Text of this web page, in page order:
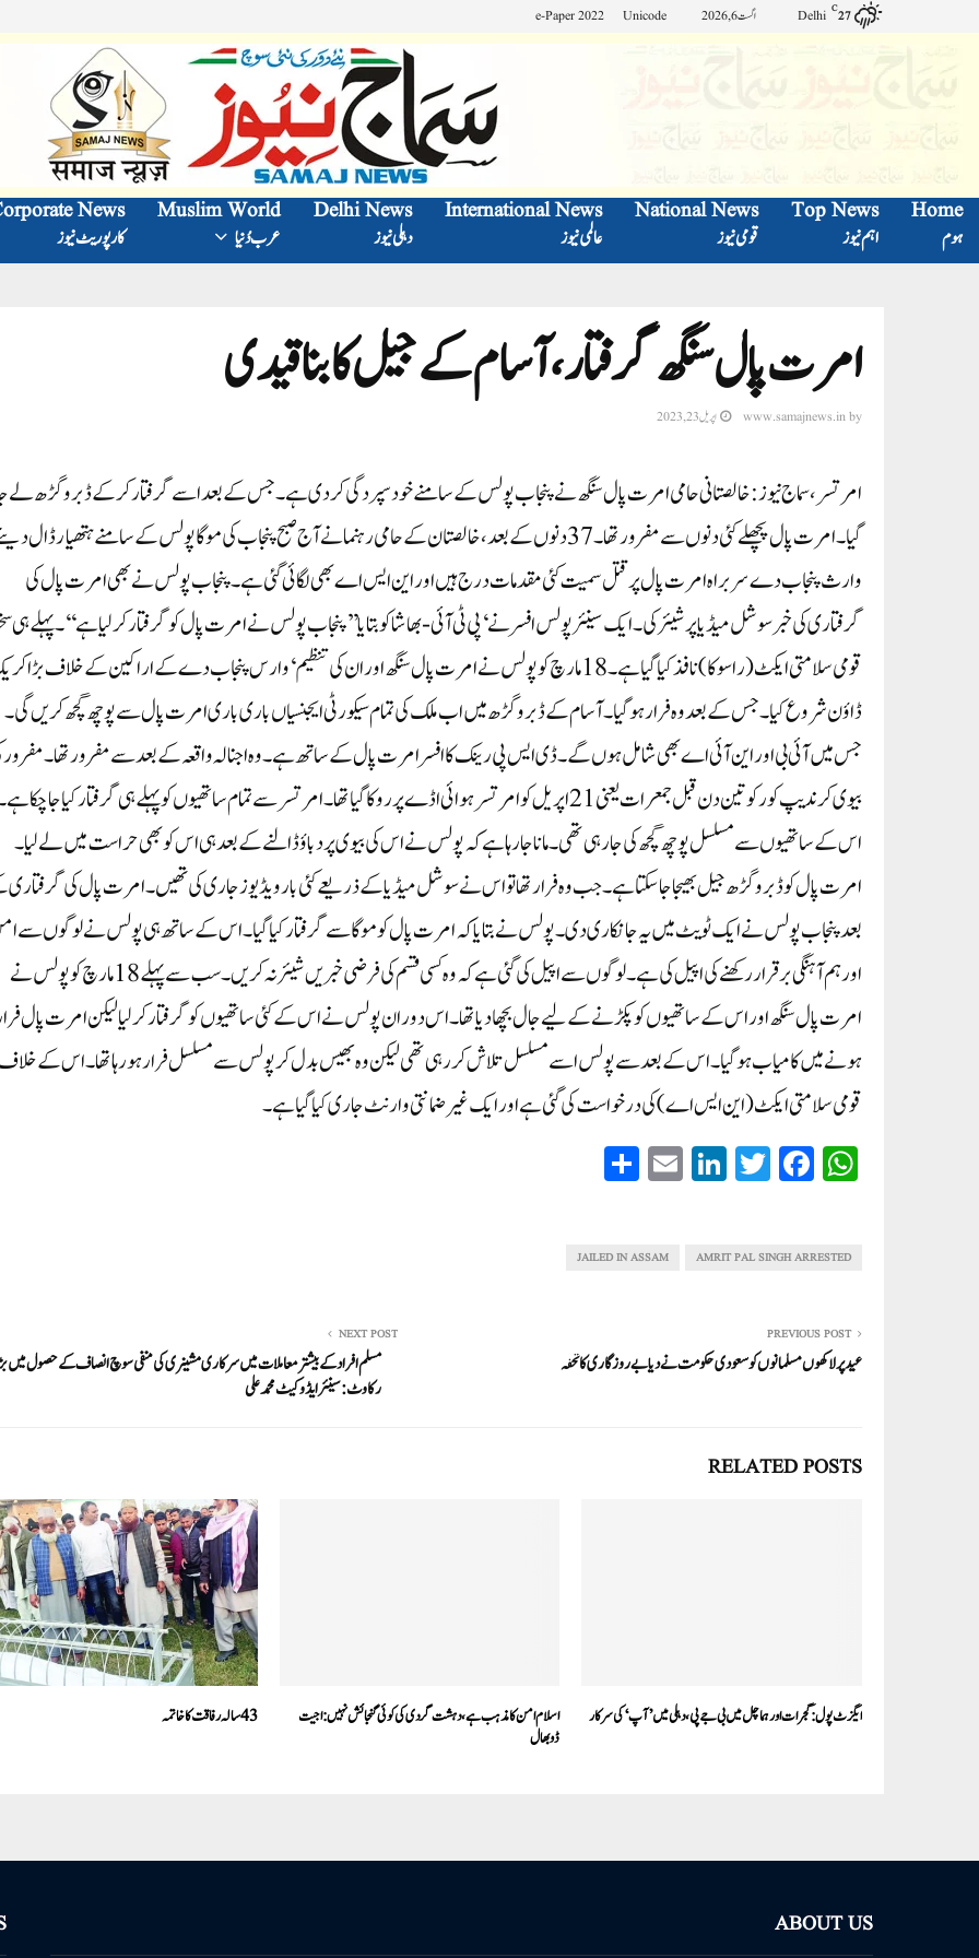
27
C
Delhi اگست 6, 2026 Unicode
e-Paper 2022
Home
ہوم
Top News
اہم نیوز
National News
قومی نیوز
International News
عالمی نیوز
Delhi News
دہلی نیوز
Muslim World
عرب دُنیا
News
کارپوریٹ نیوز
امرت پال سنگھ گرفتار، آسام کے جیل کا بنا قیدی
by
www.samajnews.in اپریل 23, 2023
امرتسر، سماج نیوز: خالصتانی حامی امرت پال سنگھ نے پنجاب پولس کے سامنے خودسپردگی کر دی ہے۔ جس کے بعد اسے گرفتار کرکے ڈبروگڑھ لے
گیا۔ امرت پال پچھلے کئی دنوں سے مفرور تھا۔ 37 دنوں کے بعد، خالصتان کے حامی رہنما نے آج صبح پنجاب کی موگا پولس کے سامنے ہتھیار ڈال
وارث پنجاب دے سربراہ امرت پال پر قتل سمیت کئی مقدمات درج ہیں اور این ایس اے بھی لگائی گئی ہے۔ پنجاب پولس نے بھی امرت پال کی
گرفتاری کی خبر سوشل میڈیا پر شیئر کی۔ ایک سینئر پولس افسر نے ‘پی ٹی آئی-بھاشا کو بتایا’’پنجاب پولس نے امرت پال کو گرفتار کرلیا ہے‘‘۔ پہلے
قومی سلامتی ایکٹ (راسوکا) نافذ کیا گیا ہے۔ 18 مارچ کو پولس نے امرت پال سنگھ اور ان کی تنظیم ‘وارس پنجاب دے کے اراکین کے خلاف بڑا
ڈاؤن شروع کیا۔ جس کے بعد وہ فرار ہوگیا۔ آسام کے ڈبروگڑھ میں اب ملک کی تمام سیکورٹی ایجنسیاں باری باری امرت پال سے پوچھ گچھ کریں گی۔
جس میں آئی بی اور این آئی اے بھی شامل ہوں گے۔ ڈی ایس پی رینک کا افسر امرت پال کے ساتھ ہے۔وہ اجنالہ واقعہ کے بعد سے مفرور تھا۔
بیوی کرندیپ کور کو تین دن قبل جمعرات یعنی 21 اپریل کو امرتسر ہوائی اڈے پر روکا گیا تھا۔امرتسر سے تمام ساتھیوں کو پہلے ہی گرفتار کیا جا چکا
اس کے ساتھیوں سے مسلسل پوچھ گچھ کی جا رہی تھی۔ مانا جا رہا ہے کہ پولس نے اس کی بیوی پر دباؤ ڈالنے کے بعد ہی اس کو بھی حراست میں لے لیا۔
امرت پال کو ڈبرو گڑھ جیل بھیجا جا سکتا ہے۔ جب وہ فرار تھا تو اس نے سوشل میڈیا کے ذریعے کئی بار ویڈیوز جاری کی تھیں۔امرت پال کی
بعد پنجاب پولس نے ایک ٹویٹ میں یہ جانکاری دی۔ پولس نے بتایا کہ امرت پال کو موگا سے گرفتار کیا گیا۔ اس کے ساتھ ہی پولس نے لوگوں سے
اور ہم آہنگی برقرار رکھنے کی اپیل کی ہے۔ لوگوں سے اپیل کی گئی ہے کہ وہ کسی قسم کی فرضی خبریں شیئر نہ کریں۔سب سے پہلے 18 مارچ کو پولس نے
امرت پال سنگھ اور اس کے ساتھیوں کو پکڑنے کے لیے جال بچھا دیا تھا۔ اس دوران پولس نے اس کے کئی ساتھیوں کو گرفتار کرلیا لیکن امرت پال
ہونے میں کامیاب ہوگیا۔ اس کے بعد سے پولس اسے مسلسل تلاش کر رہی تھی لیکن وہ بھیس بدل کر پولس سے مسلسل فرار ہو رہا تھا۔ اس کے
قومی سلامتی ایکٹ (این ایس اے) کی درخواست کی گئی ہے اور ایک غیر ضمانتی وارنٹ جاری کیا گیا ہے۔
W
ha
A
Fa
ce
ok
T
wi
r
Li
nk
In
E
m
AMRIT PAL SINGH ARRESTED
JAILED IN ASSAM
PREVIOUS POST
عید پر لاکھوں مسلمانوں کو سعودی حکومت نے دیا بے روزگاری کا تحفہ
NEXT POST
مسلم افراد کے بیشتر معاملات میں سرکاری مشینری کی منفی سوچ انصاف کے حصول میں
رکاوٹ:سینئر ایڈوکیٹ محمد علی
RELATED POSTS
ایگزٹ پول: گجرات اور ہماچل میں بی جے پی، دہلی میں ’آپ‘کی سرکار
اسلام امن کا مذہب ہے،دہشت گردی کی کوئی گنجائش نہیں:اجیت
ڈوبھال
43سالہ ر فاقت کاخاتمہ
ABOUT US